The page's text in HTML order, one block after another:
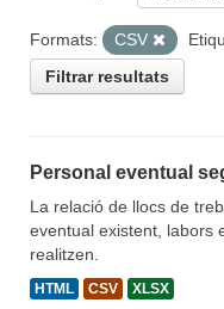
Formats: CSV
Filtrar resultats
Personal eventual
La relació de llocs de
eventual existent, labors
realitzen.
HTML CSV XLSX